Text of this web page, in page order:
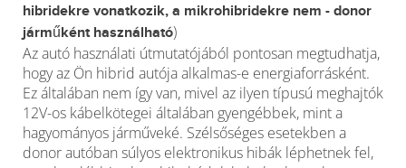
hibridekre vonatkozik, a mikrohibridekre nem - donor
járműként használható)
Az autó használati útmutatójából pontosan megtudhatja,
hogy az Ön hibrid autója alkalmas-e energiaforrásként.
Ez általában nem így van, mivel az ilyen típusú meghajtók
12V-os kábelkötegei általában gyengébbek, mint a
hagyományos járműveké. Szélsőséges esetekben a
donor autóban súlyos elektronikus hibák léphetnek fel,